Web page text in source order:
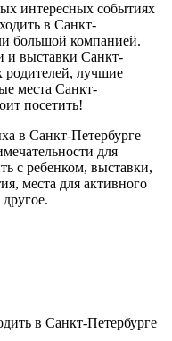
интересных событиях
в Санкт-
большой компанией.
и выставки Санкт-
родителей, лучшие
места Санкт-
посетить!
в Санкт-Петербурге —
для
с ребенком, выставки,
места для активного
в Санкт-Петербурге